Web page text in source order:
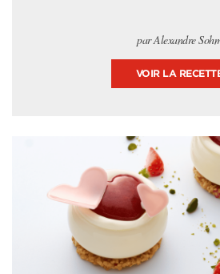
par Alexandre
VOIR LA